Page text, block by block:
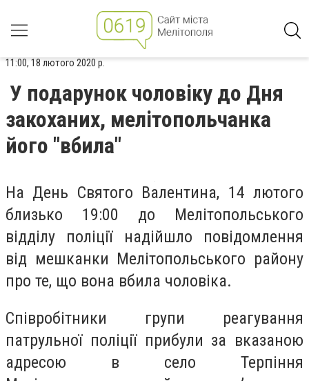
11:00, 18 лютого 2020 р.
У подарунок чоловіку до Дня
закоханих, мелітопольчанка
його "вбила"
На День Святого Валентина, 14 лютого
близько 19:00 до Мелітопольського
відділу поліції надійшло повідомлення
від мешканки Мелітопольського району
про те, що вона вбила чоловіка.
Співробітники групи реагування
патрульної поліції прибули за вказаною
адресою в село Терпіння